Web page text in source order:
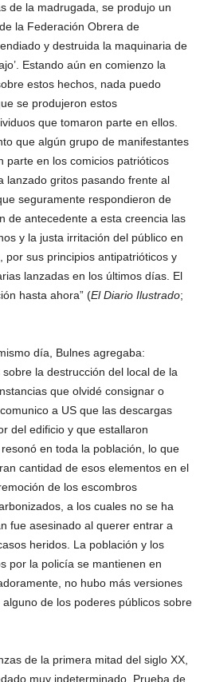
de la madrugada, se produjo un
la Federación Obrera de
y destruida la maquinaria de
Estando aún en comienzo la
estos hechos, nada puedo
se produjeron estos
que tomaron parte en ellos.
que algún grupo de manifestantes
parte en los comicios patrióticos
lanzado gritos pasando frente al
seguramente respondieron de
de antecedente a esta creencia las
y la justa irritación del público en
por sus principios antipatrióticos y
lanzadas en los últimos días. El
hasta ahora” (El Diario Ilustrado;
día, Bulnes agregaba:
la destrucción del local de la
que olvidé consignar o
a US que las descargas
del edificio y que estallaron
en toda la población, lo que
cantidad de esos elementos en el
de los escombros
a los cuales no se ha
fue asesinado al querer entrar a
heridos. La población y los
por la policía se mantienen en
no hubo más versiones
de los poderes públicos sobre
de la primera mitad del siglo XX,
muy indeterminado. Prueba de